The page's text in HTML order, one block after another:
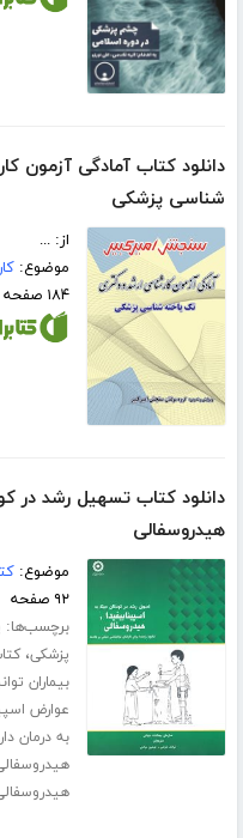
دانلود کتاب آمادگی آزمون
شناسی پزشکی
از: ...
موضوع:
۱۸۴ صفحه
دانلود کتاب تسهیل رشد در
هیدروسفالی
موضوع:
۹۲ صفحه
برچسب‌ها:
پزشکی،
بیماران
عوارض
به درمان